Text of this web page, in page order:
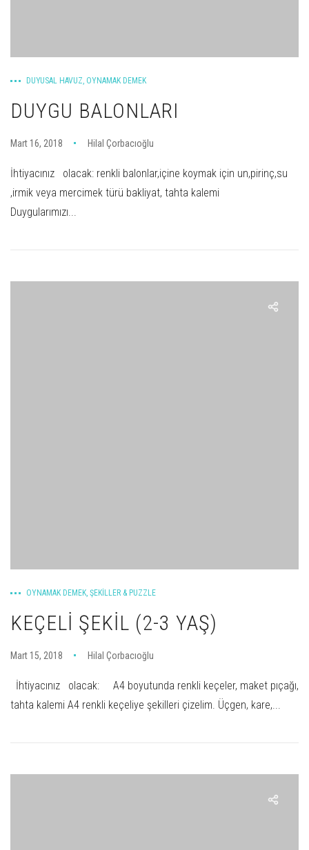
DUYUSAL HAVUZ, OYNAMAK DEMEK
DUYGU BALONLARI
Mart 16, 2018 Hilal Çorbacıoğlu
İhtiyacınız olacak: renkli balonlar,içine koymak için un,pirinç,su
,irmik veya mercimek türü bakliyat, tahta kalemi
Duygularımızı...
OYNAMAK DEMEK, ŞEKILLER & PUZZLE
KEÇELI ŞEKIL (2-3 YAŞ)
Mart 15, 2018 Hilal Çorbacıoğlu
İhtiyacınız olacak: A4 boyutunda renkli keçeler, maket pıçağı,
tahta kalemi A4 renkli keçeliye şekilleri çizelim. Üçgen, kare,...